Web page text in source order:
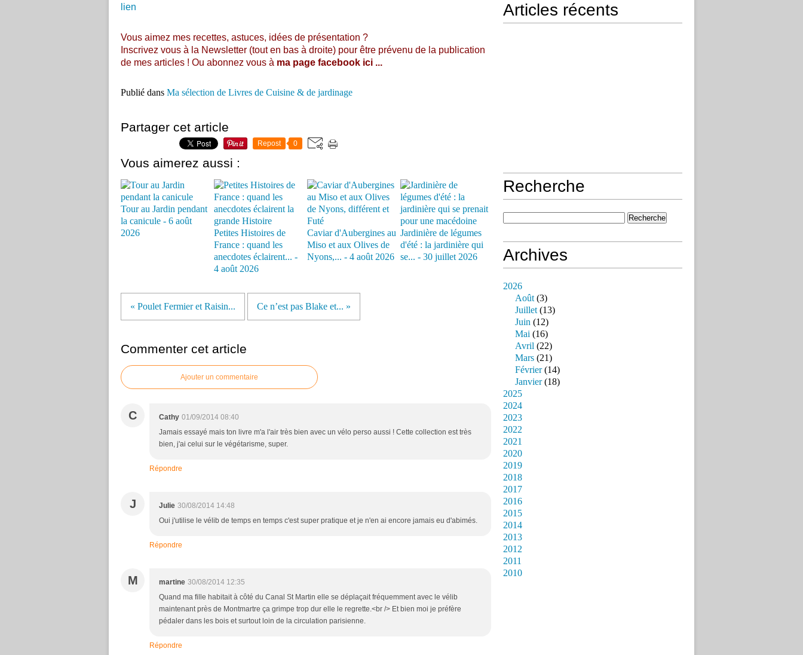
lien
Vous aimez mes recettes, astuces, idées de présentation ?
Inscrivez vous à la Newsletter (tout en bas à droite) pour être prévenu de la publication
de mes articles ! Ou abonnez vous à ma page facebook ici ...
Publié dans Ma sélection de Livres de Cuisine & de jardinage
Partager cet article
Repost 0
Vous aimerez aussi :
Tour au Jardin pendant
la canicule - 6 août
2026
Petites Histoires de
France : quand les
anecdotes éclairent... -
4 août 2026
Caviar d'Aubergines au
Miso et aux Olives de
Nyons,... - 4 août 2026
Jardinière de légumes
d'été : la jardinière qui
se... - 30 juillet 2026
« Poulet Fermier et Raisin... Ce n’est pas Blake et... »
Commenter cet article
Ajouter un commentaire
C Cathy 01/09/2014 08:40
Jamais essayé mais ton livre m'a l'air très bien avec un vélo perso aussi ! Cette collection est très
bien, j'ai celui sur le végétarisme, super.
Répondre
J Julie 30/08/2014 14:48
Oui j'utilise le vélib de temps en temps c'est super pratique et je n'en ai encore jamais eu d'abimés.
Répondre
M martine 30/08/2014 12:35
Quand ma fille habitait à côté du Canal St Martin elle se déplaçait fréquemment avec le vélib
maintenant près de Montmartre ça grimpe trop dur elle le regrette.<br /> Et bien moi je préfère
pédaler dans les bois et surtout loin de la circulation parisienne.
Répondre
Articles récents
Recherche
Archives
2026
Août(3)
Juillet(13)
Juin (12)
Mai (16)
Avril (22)
Mars (21)
Février(14)
Janvier(18)
2025
2024
2023
2022
2021
2020
2019
2018
2017
2016
2015
2014
2013
2012
2011
2010